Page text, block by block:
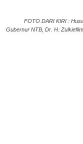
FOTO DARI KIRI :
Gubernur NTB, Dr. H.